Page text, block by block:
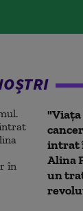
intrat
Alina
un